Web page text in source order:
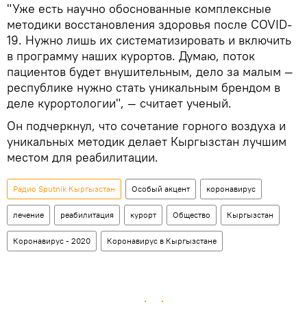
"Уже есть научно обоснованные комплексные
методики восстановления здоровья после COVID-
19. Нужно лишь их систематизировать и включить
в программу наших курортов. Думаю, поток
пациентов будет внушительным, дело за малым —
республике нужно стать уникальным брендом в
деле курортологии", — считает ученый.
Он подчеркнул, что сочетание горного воздуха и
уникальных методик делает Кыргызстан лучшим
местом для реабилитации.
Радио Sputnik Кыргызстан Особый акцент коронавирус
лечение реабилитация курорт Общество Кыргызстан
Коронавирус - 2020 Коронавирус в Кыргызстане